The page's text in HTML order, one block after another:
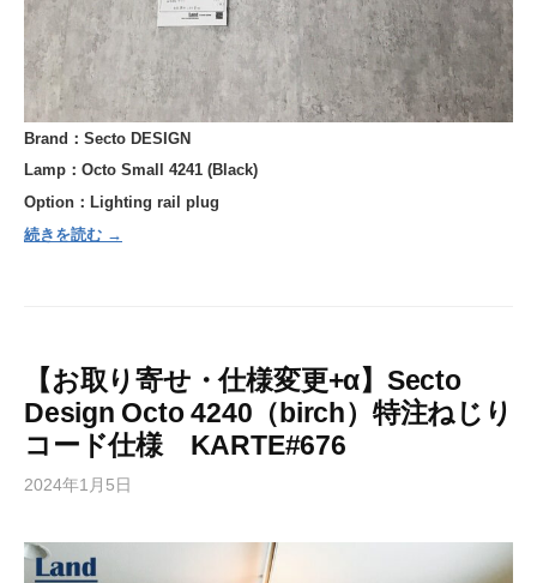
Brand：Secto DESIGN
Lamp：Octo Small 4241 (Black)
Option： Lighting rail plug
続きを読む →
【お取り寄せ・仕様変更+α】Secto
Design Octo 4240（birch）特注ねじり
コード仕様 KARTE#676
2024年1月5日